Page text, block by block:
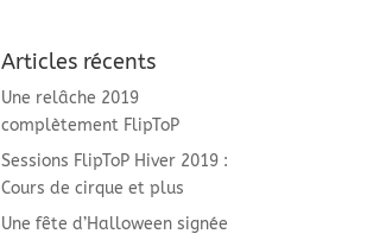
Articles récents
Une relâche 2019
complètement FlipToP
Sessions FlipToP Hiver 2019 :
Cours de cirque et plus
Une fête d’Halloween signée